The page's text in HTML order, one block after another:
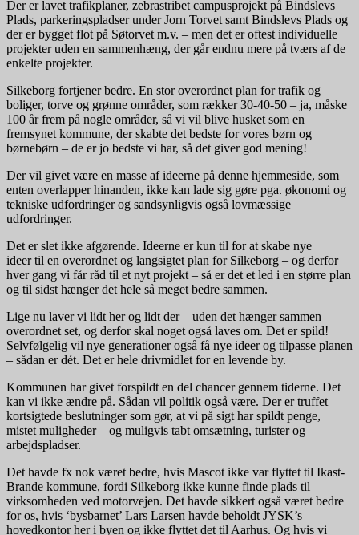
Der er lavet trafikplaner, zebrastribet campusprojekt på Bindslevs
Plads, parkeringspladser under Jorn Torvet samt Bindslevs Plads og
der er bygget flot på Søtorvet m.v. – men det er oftest individuelle
projekter uden en sammenhæng, der går endnu mere på tværs af de
enkelte projekter.
Silkeborg fortjener bedre. En stor overordnet plan for trafik og
boliger, torve og grønne områder, som rækker 30-40-50 – ja, måske
100 år frem på nogle områder, så vi vil blive husket som en
fremsynet kommune, der skabte det bedste for vores børn og
børnebørn – de er jo bedste vi har, så det giver god mening!
Der vil givet være en masse af ideerne på denne hjemmeside, som
enten overlapper hinanden, ikke kan lade sig gøre pga. økonomi og
tekniske udfordringer og sandsynligvis også lovmæssige
udfordringer.
Det er slet ikke afgørende. Ideerne er kun til for at skabe nye
ideer til en overordnet og langsigtet plan for Silkeborg – og derfor
hver gang vi får råd til et nyt projekt – så er det et led i en større plan
og til sidst hænger det hele så meget bedre sammen.
Lige nu laver vi lidt her og lidt der – uden det hænger sammen
overordnet set, og derfor skal noget også laves om. Det er spild!
Selvfølgelig vil nye generationer også få nye ideer og tilpasse planen
– sådan er dét. Det er hele drivmidlet for en levende by.
Kommunen har givet forspildt en del chancer gennem tiderne. Det
kan vi ikke ændre på. Sådan vil politik også være. Der er truffet
kortsigtede beslutninger som gør, at vi på sigt har spildt penge,
mistet muligheder – og muligvis tabt omsætning, turister og
arbejdspladser.
Det havde fx nok været bedre, hvis Mascot ikke var flyttet til Ikast-
Brande kommune, fordi Silkeborg ikke kunne finde plads til
virksomheden ved motorvejen. Det havde sikkert også været bedre
for os, hvis ‘bysbarnet’ Lars Larsen havde beholdt JYSK’s
hovedkontor her i byen og ikke flyttet det til Aarhus. Og hvis vi